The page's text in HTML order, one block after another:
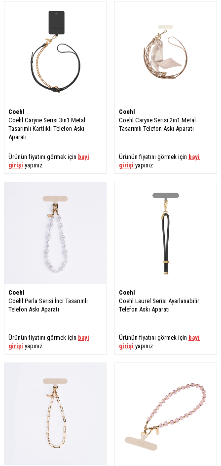
Coehl
Coehl Caryne Serisi 3in1 Metal
Tasarımlı Kartlıklı Telefon Askı
Aparatı
Ürünün fiyatını görmek için bayi
girişi yapınız
Coehl
Coehl Caryne Serisi 2in1 Metal
Tasarımlı Telefon Askı Aparatı
Ürünün fiyatını görmek için bayi
girişi yapınız
Coehl
Coehl Perla Serisi İnci Tasarımlı
Telefon Askı Aparatı
Ürünün fiyatını görmek için bayi
girişi yapınız
Coehl
Coehl Laurel Serisi Ayarlanabilir
Telefon Askı Aparatı
Ürünün fiyatını görmek için bayi
girişi yapınız